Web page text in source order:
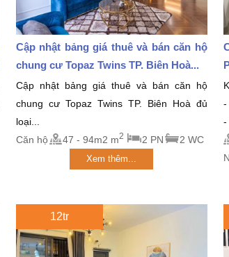
Cập nhật bảng giá thuê và bán căn hộ
chung cư Topaz Twins TP. Biên Hoà...
Cập nhật bảng giá thuê và bán căn hộ
chung cư Topaz Twins TP. Biên Hoà đủ
loại...
Căn hộ
47 - 94m2 m2 2 PN 2 WC
Xem thêm...
-
-
12tr